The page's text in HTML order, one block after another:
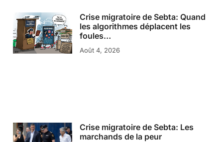
Crise migratoire de Sebta: Quand
les algorithmes déplacent les
foules…
Août 4, 2026
Crise migratoire de Sebta: Les
marchands de la peur